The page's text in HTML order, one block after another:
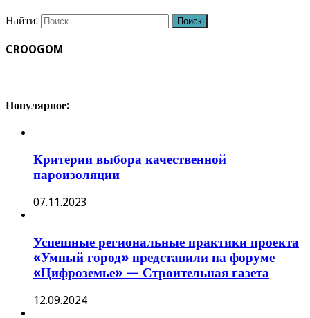
Найти:
CROOGOM
Популярное:
Критерии выбора качественной
пароизоляции
07.11.2023
Успешные региональные практики проекта
«Умный город» представили на форуме
«Цифроземье» — Строительная газета
12.09.2024